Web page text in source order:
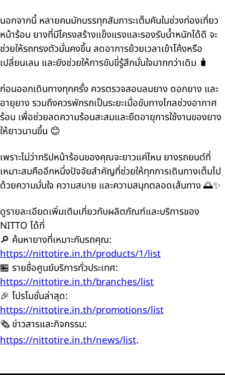
นอกจากนี้ หลายคนมักบรรทุกสัมภาระเต็มคันในช่วงท่องเที่ยว
หน้าร้อน ยางที่มีโครงสร้างแข็งแรงและรองรับน้ำหนักได้ดี จะ
ช่วยให้รถทรงตัวมั่นคงขึ้น ลดอาการย้วยเวลาเข้าโค้งหรือ
เปลี่ยนเลน และยังช่วยให้การขับขี่รู้สึกมั่นใจมากกว่าเดิม 🧳
ก่อนออกเดินทางทุกครั้ง ควรตรวจสอบลมยาง ดอกยาง และ
อายุยาง รวมถึงควรพักรถเป็นระยะเมื่อขับทางไกลช่วงอากาศ
ร้อน เพื่อช่วยลดความร้อนสะสมและยืดอายุการใช้งานของยาง
ให้ยาวนานขึ้น 😊
เพราะไม่ว่าทริปหน้าร้อนของคุณจะยาวแค่ไหน ยางรถยนต์ที่
เหมาะสมคืออีกหนึ่งปัจจัยสำคัญที่ช่วยให้ทุกการเดินทางเต็มไป
ด้วยความมั่นใจ ความสบาย และความสนุกตลอดเส้นทาง 🌅✨
ดูรายละเอียดเพิ่มเติมเกี่ยวกับผลิตภัณฑ์และบริการของ
NITTO ได้ที่
🔎 ค้นหายางที่เหมาะกับรถคุณ:
https://nittotire.in.th/products/1/list
🏪 รายชื่อศูนย์บริการทั่วประเทศ:
https://nittotire.in.th/branches/list
🎉 โปรโมชั่นล่าสุด:
https://nittotire.in.th/promotions/list
🗞️ ข่าวสารและกิจกรรม:
https://nittotire.in.th/news/list.